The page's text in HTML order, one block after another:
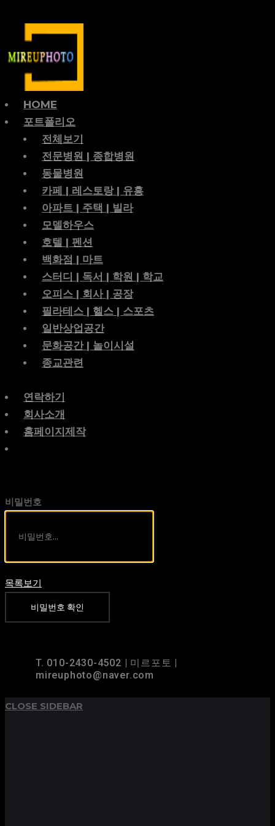
HOME
포트폴리오
전체보기
전문병원 | 종합병원
동물병원
카페 | 레스토랑 | 유흥
아파트 | 주택 | 빌라
모델하우스
호텔 | 펜션
백화점 | 마트
스터디 | 독서 | 학원 | 학교
오피스 | 회사 | 공장
필라테스 | 헬스 | 스포츠
일반상업공간
문화공간 | 놀이시설
종교관련
연락하기
회사소개
홈페이지제작
비밀번호
목록보기
비밀번호 확인
T. 010-2430-4502 | 미르포토 |
mireuphoto@naver.com
CLOSE SIDEBAR